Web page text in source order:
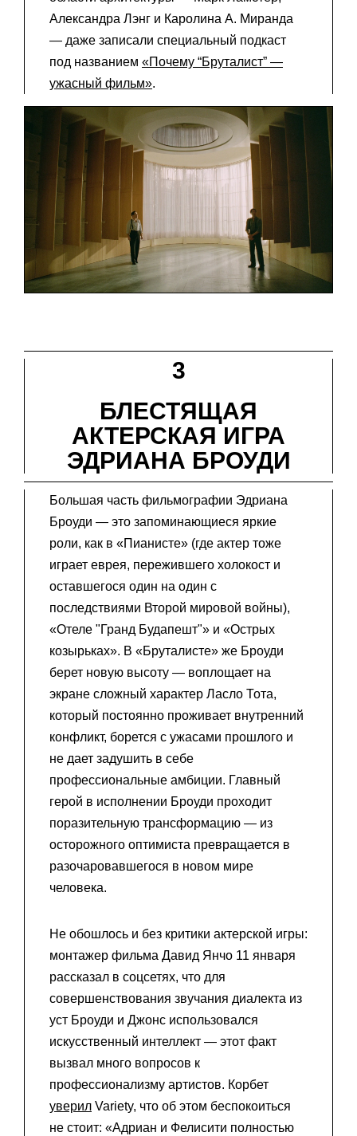
Александра Лэнг и Каролина А. Миранда
— даже записали специальный подкаст
под названием «Почему “Бруталист” —
ужасный фильм».
3
БЛЕСТЯЩАЯ
АКТЕРСКАЯ ИГРА
ЭДРИАНА БРОУДИ
Большая часть фильмографии Эдриана
Броуди — это запоминающиеся яркие
роли, как в «Пианисте» (где актер тоже
играет еврея, пережившего холокост и
оставшегося один на один с
последствиями Второй мировой войны),
«Отеле "Гранд Будапешт"» и «Острых
козырьках». В «Бруталисте» же Броуди
берет новую высоту — воплощает на
экране сложный характер Ласло Тота,
который постоянно проживает внутренний
конфликт, борется с ужасами прошлого и
не дает задушить в себе
профессиональные амбиции. Главный
герой в исполнении Броуди проходит
поразительную трансформацию — из
осторожного оптимиста превращается в
разочаровавшегося в новом мире
человека.
Не обошлось и без критики актерской игры:
монтажер фильма Давид Янчо 11 января
рассказал в соцсетях, что для
совершенствования звучания диалекта из
уст Броуди и Джонс использовался
искусственный интеллект — этот факт
вызвал много вопросов к
профессионализму артистов. Корбет
уверил Variety, что об этом беспокоиться
не стоит: «Адриан и Фелисити полностью